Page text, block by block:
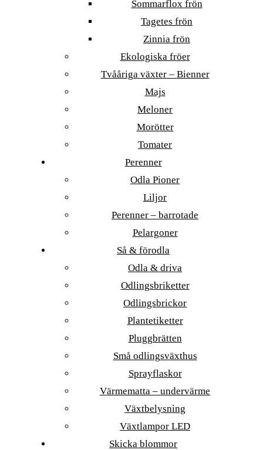
Sommarflox frön
Tagetes frön
Zinnia frön
Ekologiska fröer
Tvååriga växter – Bienner
Majs
Meloner
Morötter
Tomater
Perenner
Odla Pioner
Liljor
Perenner – barrotade
Pelargoner
Så & förodla
Odla & driva
Odlingsbriketter
Odlingsbrickor
Plantetiketter
Pluggbrätten
Små odlingsväxthus
Sprayflaskor
Värmematta – undervärme
Växtbelysning
Växtlampor LED
Skicka blommor